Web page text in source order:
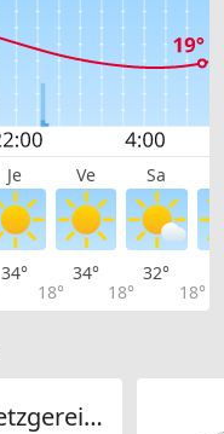
Je Ve Sa
34°
18°
34°
18°
32°
18°
Gasthof und Metzgerei zum Löwen AG